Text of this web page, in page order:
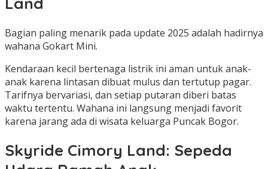
Bagian paling menarik pada update 2025 adalah hadirnya
wahana Gokart Mini.
Kendaraan kecil bertenaga listrik ini aman untuk anak-
anak karena lintasan dibuat mulus dan tertutup pagar.
Tarifnya bervariasi, dan setiap putaran diberi batas
waktu tertentu. Wahana ini langsung menjadi favorit
karena jarang ada di wisata keluarga Puncak Bogor.
Skyride Cimory Land: Sepeda